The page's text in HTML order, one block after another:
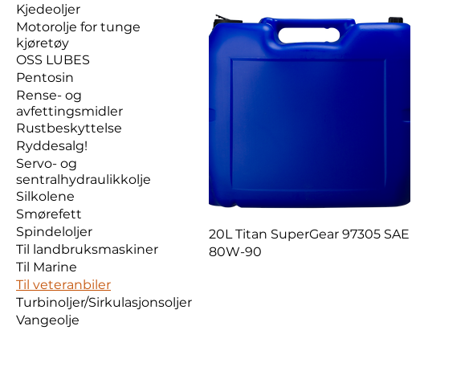
Kjedeoljer
Motorolje for tunge
kjøretøy
OSS LUBES
Pentosin
Rense- og
avfettingsmidler
Rustbeskyttelse
Ryddesalg!
Servo- og
sentralhydraulikkolje
Silkolene
Smørefett
Spindeloljer
Til landbruksmaskiner
Til Marine
Til veteranbiler
Turbinoljer/Sirkulasjonsoljer
Vangeolje
20L Titan SuperGear 97305 SAE
80W-90